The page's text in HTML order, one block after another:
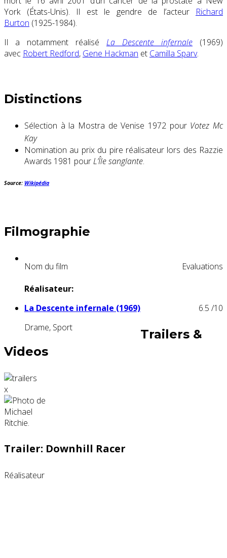
York (États-Unis). Il est le gendre de l’acteur Richard
Burton (1925-1984).
Il a notamment réalisé La Descente infernale (1969)
avec Robert Redford, Gene Hackman et Camilla Sparv.
Distinctions
Sélection à la Mostra de Venise 1972 pour Votez Mc
Kay
Nomination au prix du pire réalisateur lors des Razzie
Awards 1981 pourL’Île sanglante.
Source: Wikipédia
Filmographie
Nom du film
Evaluations
Réalisateur:
La Descente infernale (1969)
Drame, Sport
6.5 /10
Trailers &
Videos
x
Trailer: Downhill Racer
Réalisateur